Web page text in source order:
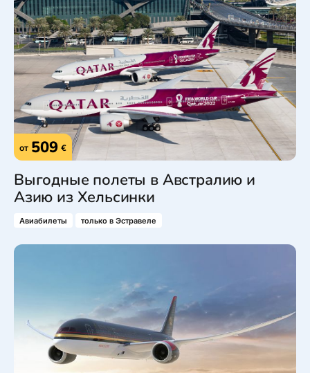
от 509 €
Выгодные полеты в Австралию и
Азию из Хельсинки
Авиабилеты только в Эстравеле